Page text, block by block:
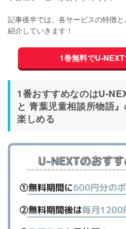
記事後半では、各サービスの特徴
紹介していきます！
1巻無料でU-
1番おすすめなのはU-
と 青葉児童相談所物語
楽しめる